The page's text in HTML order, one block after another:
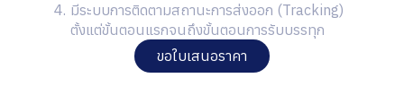
มีระบบการติดตามสถานะการส่งออก (Tracking)
ตั้งแต่ขั้นตอนแรกจนถึงขั้นตอนการรับบรรทุก
ขอใบเสนอราคา